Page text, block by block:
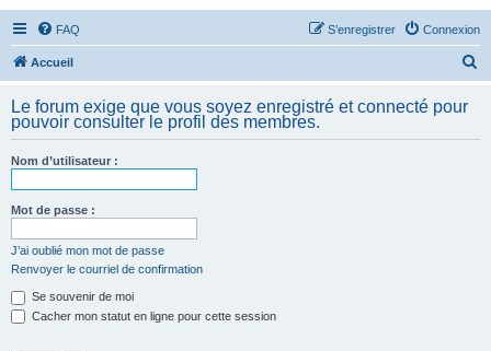
FAQ Connexion
S’enregistrer
Accueil
h
Le forum exige que vous soyez enregistré et connecté pour
pouvoir consulter le profil des membres.
Nom d’utilisateur :
Mot de passe :
J’ai oublié mon mot de passe
Renvoyer le courriel de confirmation
Se souvenir de moi
Cacher mon statut en ligne pour cette session